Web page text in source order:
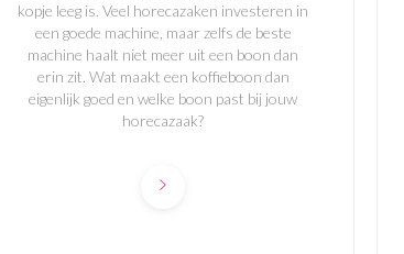
kopje leeg is. Veel horecazaken investeren in
een goede machine, maar zelfs de beste
machine haalt niet meer uit een boon dan
erin zit. Wat maakt een koffieboon dan
eigenlijk goed en welke boon past bij jouw
horecazaak?